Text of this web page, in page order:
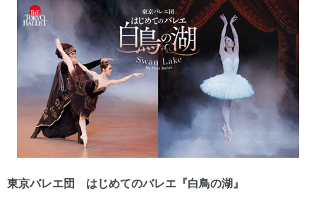
東京バレエ団 はじめてのバレエ『白鳥の湖』